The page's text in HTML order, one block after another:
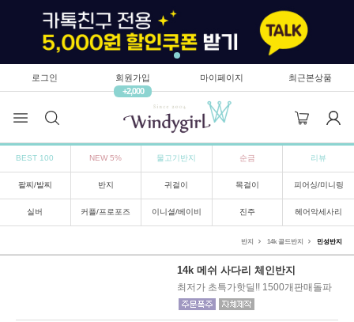
로그인
회원가입
+2,000
마이페이지 최근본상품
BEST 100 NEW 5% 물고기반지 순금 리뷰
팔찌/발찌 반지 귀걸이 목걸이 피어싱/미니링
실버 커플/프로포즈 이니셜/베이비 진주 헤어악세사리
반지 14k 골드반지 민성반지
14k 메쉬 사다리 체인반지
최저가 초특가핫딜!! 1500개판매돌파